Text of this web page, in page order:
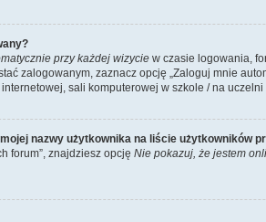
przy każdej wizycie w czasie logowania,
zalogowanym, zaznacz opcję „Zaloguj mnie
sali komputerowej w szkole / na
nazwy użytkownika na liście użytkowników
forum”, znajdziesz opcję Nie pokazuj, że jestem